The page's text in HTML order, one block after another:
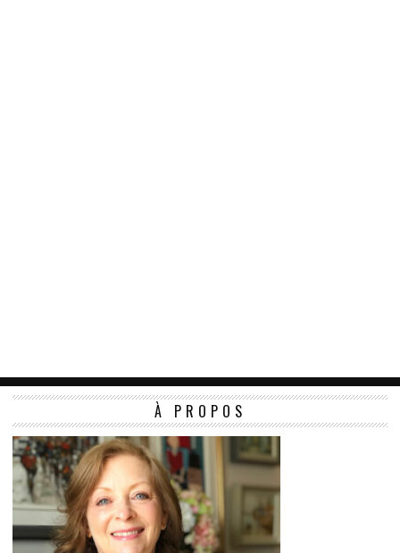
À PROPOS